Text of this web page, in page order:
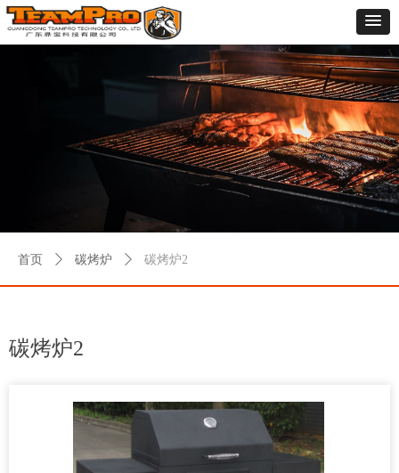
首页 ꄲ 碳烤炉 ꄲ 碳烤炉2
碳烤炉2